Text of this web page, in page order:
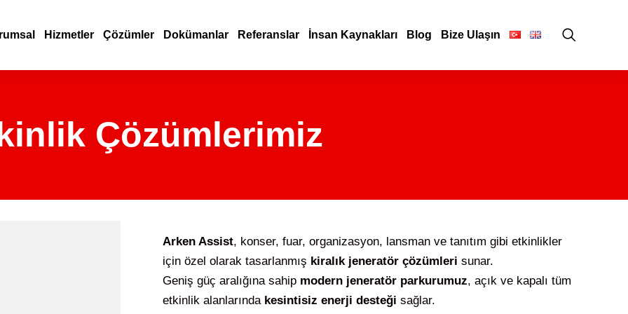
Hizmetler Çözümler Dokümanlar Referanslar İnsan Kaynakları Blog Bize Ulaşın
Çözümlerimiz
Arken Assist, konser, fuar, organizasyon, lansman ve tanıtım gibi etkinlikler
için özel olarak tasarlanmış kiralık jeneratör çözümleri sunar.
Geniş güç aralığına sahip modern jeneratör parkurumuz, açık ve kapalı tüm
etkinlik alanlarında kesintisiz enerji desteği sağlar.